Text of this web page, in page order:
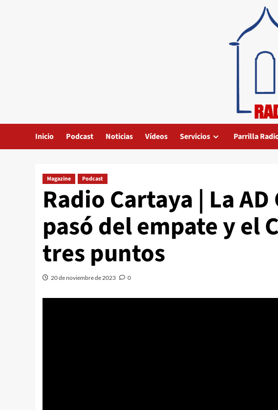
Inicio Podcast Noticias Vídeos Servicios Parrilla
Magazine Podcast
Radio Cartaya | La
pasó del empate y el
tres puntos
20 de noviembre de 2023 0